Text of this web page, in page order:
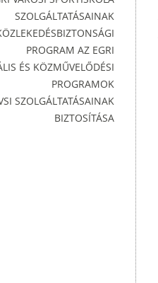
SZOLGÁLTATÁSAINAK
PROGRAM AZ EGRI
ÉS KÖZMŰVELŐDÉSI
PROGRAMOK
SZOLGÁLTATÁSAINAK
BIZTOSÍTÁSA